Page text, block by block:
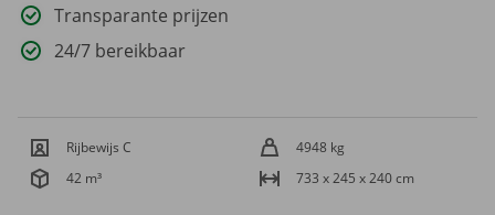
Transparante prijzen
24/7 bereikbaar
Rijbewijs C
4948 kg
42 m³
733 x 245 x 240 cm